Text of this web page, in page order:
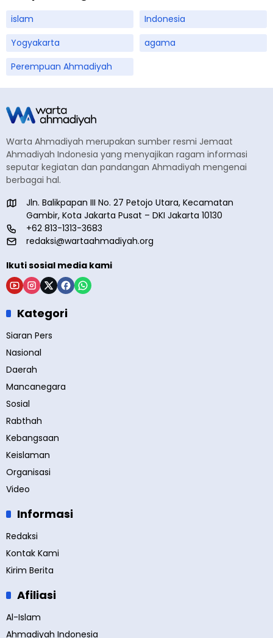
islam
Indonesia
Yogyakarta
agama
Perempuan Ahmadiyah
Warta Ahmadiyah merupakan sumber resmi Jemaat
Ahmadiyah Indonesia yang menyajikan ragam informasi
seputar kegiatan dan pandangan Ahmadiyah mengenai
berbagai hal.
Jln. Balikpapan III No. 27 Petojo Utara, Kecamatan
Gambir, Kota Jakarta Pusat – DKI Jakarta 10130
+62 813-1313-3683
redaksi@wartaahmadiyah.org
Ikuti sosial media kami
Kategori
Siaran Pers
Nasional
Daerah
Mancanegara
Sosial
Rabthah
Kebangsaan
Keislaman
Organisasi
Video
Informasi
Redaksi
Kontak Kami
Kirim Berita
Afiliasi
Al-Islam
Ahmadiyah Indonesia